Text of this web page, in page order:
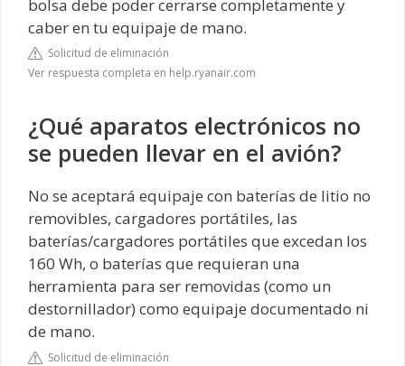
bolsa debe poder cerrarse completamente y
caber en tu equipaje de mano.
Solicitud de eliminación
Ver respuesta completa en help.ryanair.com
¿Qué aparatos electrónicos no
se pueden llevar en el avión?
No se aceptará equipaje con baterías de litio no
removibles, cargadores portátiles, las
baterías/cargadores portátiles que excedan los
160 Wh, o baterías que requieran una
herramienta para ser removidas (como un
destornillador) como equipaje documentado ni
de mano.
Solicitud de eliminación